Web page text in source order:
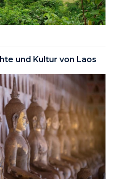
und Kultur von Laos